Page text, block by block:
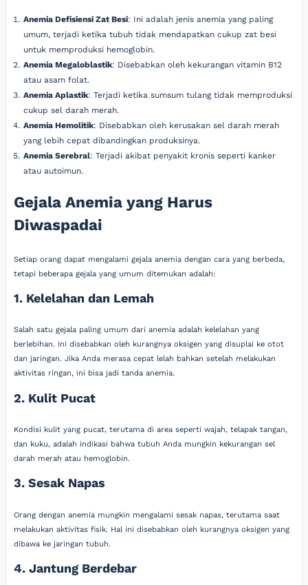
Anemia Defisiensi Zat Besi: Ini adalah jenis anemia yang paling
umum, terjadi ketika tubuh tidak mendapatkan cukup zat besi
untuk memproduksi hemoglobin.
Anemia Megaloblastik: Disebabkan oleh kekurangan vitamin B12
atau asam folat.
Anemia Aplastik: Terjadi ketika sumsum tulang tidak memproduksi
cukup sel darah merah.
Anemia Hemolitik: Disebabkan oleh kerusakan sel darah merah
yang lebih cepat dibandingkan produksinya.
Anemia Serebral: Terjadi akibat penyakit kronis seperti kanker
atau autoimun.
Gejala Anemia yang Harus
Diwaspadai
Setiap orang dapat mengalami gejala anemia dengan cara yang berbeda,
tetapi beberapa gejala yang umum ditemukan adalah:
1. Kelelahan dan Lemah
Salah satu gejala paling umum dari anemia adalah kelelahan yang
berlebihan. Ini disebabkan oleh kurangnya oksigen yang disuplai ke otot
dan jaringan. Jika Anda merasa cepat lelah bahkan setelah melakukan
aktivitas ringan, ini bisa jadi tanda anemia.
2. Kulit Pucat
Kondisi kulit yang pucat, terutama di area seperti wajah, telapak tangan,
dan kuku, adalah indikasi bahwa tubuh Anda mungkin kekurangan sel
darah merah atau hemoglobin.
3. Sesak Napas
Orang dengan anemia mungkin mengalami sesak napas, terutama saat
melakukan aktivitas fisik. Hal ini disebabkan oleh kurangnya oksigen yang
dibawa ke jaringan tubuh.
4. Jantung Berdebar